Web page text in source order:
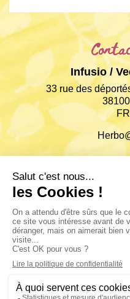
Infusio /
33 rue des
Conditions
Politique
Retours